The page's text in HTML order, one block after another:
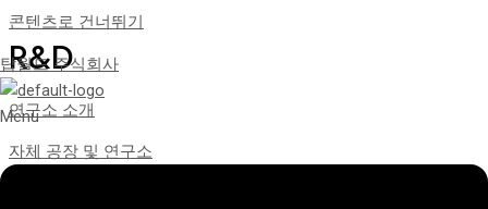
콘텐츠로 건너뛰기
탑월드 주식회사
Menu
R&D
연구소 소개
자체 공장 및 연구소